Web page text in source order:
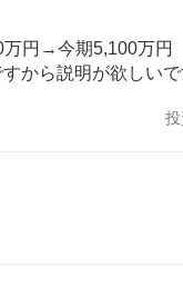
円→今期5,100万円
から説明が欲しいで